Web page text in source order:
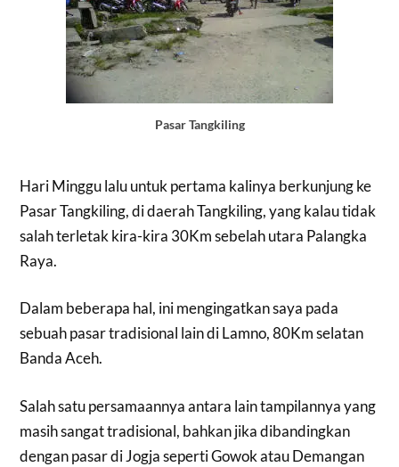
Pasar Tangkiling
Hari Minggu lalu untuk pertama kalinya berkunjung ke
Pasar Tangkiling, di daerah Tangkiling, yang kalau tidak
salah terletak kira-kira 30Km sebelah utara Palangka
Raya.
Dalam beberapa hal, ini mengingatkan saya pada
sebuah pasar tradisional lain di Lamno, 80Km selatan
Banda Aceh.
Salah satu persamaannya antara lain tampilannya yang
masih sangat tradisional, bahkan jika dibandingkan
dengan pasar di Jogja seperti Gowok atau Demangan